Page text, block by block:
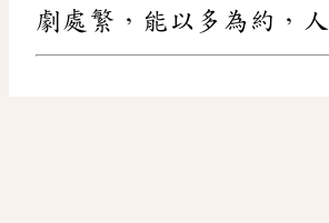
劇處繁，能以多為約，人